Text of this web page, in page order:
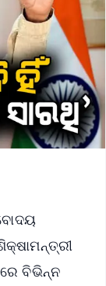
ବିଭିନ୍ନ